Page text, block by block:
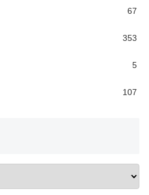
67
353
5
107